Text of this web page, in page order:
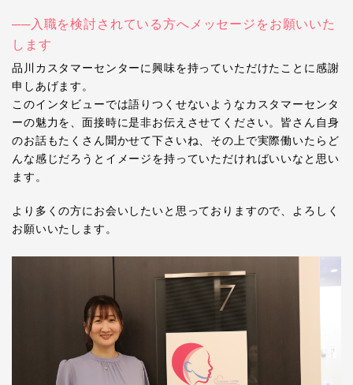
──入職を検討されている方へメッセージをお願いいた
します
品川カスタマーセンターに興味を持っていただけたことに感謝
申しあげます。
このインタビューでは語りつくせないようなカスタマーセンタ
ーの魅力を、面接時に是非お伝えさせてください。皆さん自身
のお話もたくさん聞かせて下さいね、その上で実際働いたらど
んな感じだろうとイメージを持っていただければいいなと思い
ます。
より多くの方にお会いしたいと思っておりますので、よろしく
お願いいたします。